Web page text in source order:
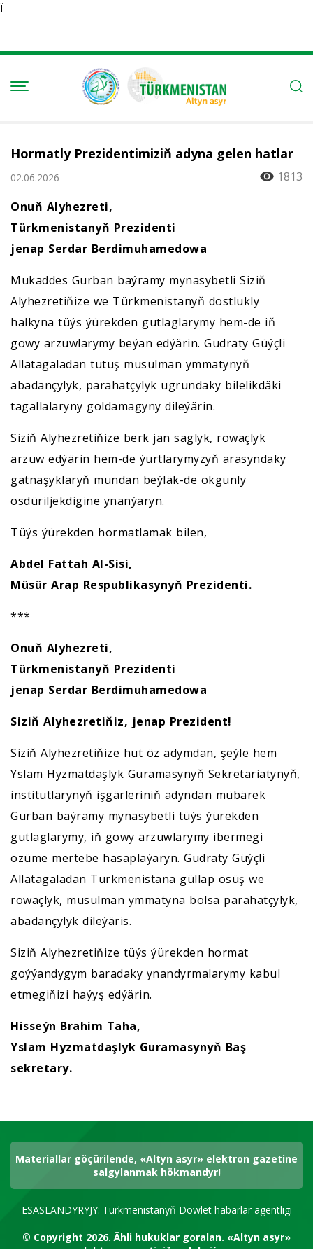
Ï
Hormatly Prezidentimiziň adyna gelen hatlar
02.06.2026
1813
Onuň Alyhezreti,
Türkmenistanyň Prezidenti
jenap Serdar Berdimuhamedowa
Mukaddes Gurban baýramy mynasybetli Siziň
Alyhezretiňize we Türkmenistanyň dostlukly
halkyna tüýs ýürekden gutlaglarymy hem-de iň
gowy arzuwlarymy beýan edýärin. Gudraty Güýçli
Allatagaladan tutuş musulman ymmatynyň
abadançylyk, parahatçylyk ugrundaky bilelikdäki
tagallalaryny goldamagyny dileýärin.
Siziň Alyhezretiňize berk jan saglyk, rowaçlyk
arzuw edýärin hem-de ýurtlarymyzyň arasyndaky
gatnaşyklaryň mundan beýläk-de okgunly
ösdüriljekdigine ynanýaryn.
Tüýs ýürekden hormatlamak bilen,
Abdel Fattah Al-Sisi,
Müsür Arap Respublikasynyň Prezidenti.
***
Onuň Alyhezreti,
Türkmenistanyň Prezidenti
jenap Serdar Berdimuhamedowa
Siziň Alyhezretiňiz, jenap Prezident!
Siziň Alyhezretiňize hut öz adymdan, şeýle hem
Yslam Hyzmatdaşlyk Guramasynyň Sekretariatynyň,
institutlarynyň işgärleriniň adyndan mübärek
Gurban baýramy mynasybetli tüýs ýürekden
gutlaglarymy, iň gowy arzuwlarymy ibermegi
özüme mertebe hasaplaýaryn. Gudraty Güýçli
Allatagaladan Türkmenistana gülläp ösüş we
rowaçlyk, musulman ymmatyna bolsa parahatçylyk,
abadançylyk dileýäris.
Siziň Alyhezretiňize tüýs ýürekden hormat
goýýandygym baradaky ynandyrmalarymy kabul
etmegiňizi haýyş edýärin.
Hisseýn Brahim Taha,
Yslam Hyzmatdaşlyk Guramasynyň Baş
sekretary.
Materiallar göçürilende, «Altyn asyr» elektron gazetine
salgylanmak hökmandyr!
ESASLANDYRYJY: Türkmenistanyň Döwlet habarlar agentligi
© Copyright 2026.Ähli hukuklar goralan. «Altyn asyr»
elektron gazetiniň redaksiýasy